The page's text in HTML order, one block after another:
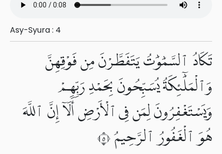
Asy-Syura : 4
تَكَادُ ٱلسَّمَٰوَٰتُ يَتَفَطَّرْنَ مِن فَوْقِهِنَّ
وَٱلْمَلَٰٓئِكَةُ يُسَبِّحُونَ بِحَمْدِ رَبِّهِمْ
وَيَسْتَغْفِرُونَ لِمَن فِى ٱلْأَرْضِ أَلَآ إِنَّ ٱللَّهَ
هُوَ ٱلْغَفُورُ ٱلرَّحِيمُ ٥